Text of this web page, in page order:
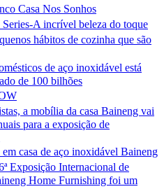
Casa Nos Sonhos
A incrível beleza do toque
hábitos de cozinha que são
de aço inoxidável está
de 100 bilhões
a mobília da casa Baineng vai
para a exposição de
casa de aço inoxidável Baineng
Exposição Internacional de
Home Furnishing foi um